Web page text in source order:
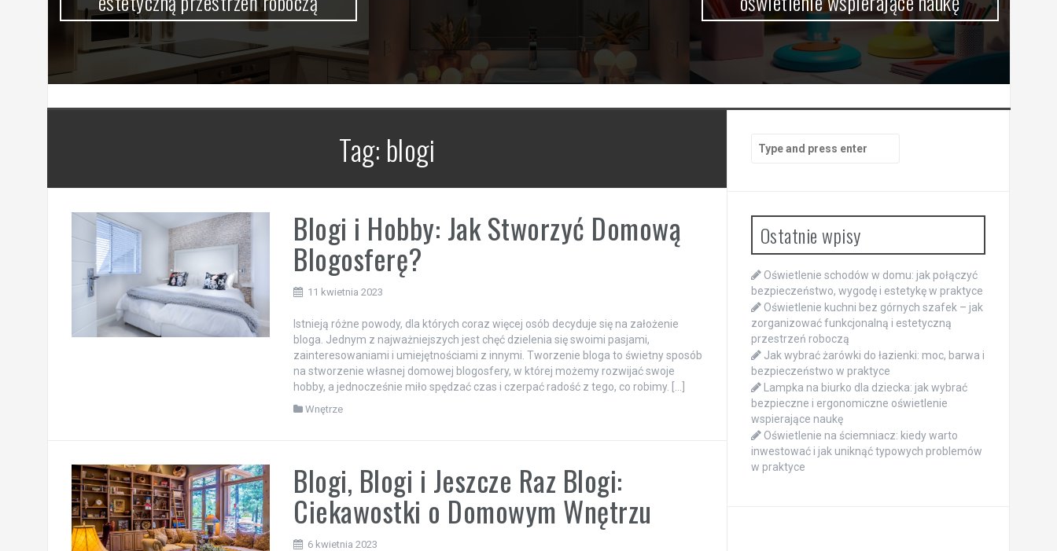
Tag: blogi
Blogi i Hobby: Jak Stworzyć Domową
Blogosferę?
11 kwietnia 2023
Istnieją różne powody, dla których coraz więcej osób decyduje się na założenie
bloga. Jednym z najważniejszych jest chęć dzielenia się swoimi pasjami,
zainteresowaniami i umiejętnościami z innymi. Tworzenie bloga to świetny sposób
na stworzenie własnej domowej blogosfery, w której możemy rozwijać swoje
hobby, a jednocześnie miło spędzać czas i czerpać radość z tego, co robimy. […]
Wnętrze
Blogi, Blogi i Jeszcze Raz Blogi:
Ciekawostki o Domowym Wnętrzu
6 kwietnia 2023
for:
Ostatnie wpisy
Oświetlenie schodów w domu: jak połączyć
bezpieczeństwo, wygodę i estetykę w praktyce
Oświetlenie kuchni bez górnych szafek – jak
zorganizować funkcjonalną i estetyczną
przestrzeń roboczą
Jak wybrać żarówki do łazienki: moc, barwa i
bezpieczeństwo w praktyce
Lampka na biurko dla dziecka: jak wybrać
bezpieczne i ergonomiczne oświetlenie
wspierające naukę
Oświetlenie na ściemniacz: kiedy warto
inwestować i jak uniknąć typowych problemów
w praktyce